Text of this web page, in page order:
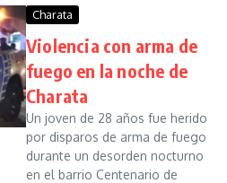
Charata
Violencia con arma de
fuego en la noche de
Charata
Un joven de 28 años fue herido
por disparos de arma de fuego
durante un desorden nocturno
en el barrio Centenario de